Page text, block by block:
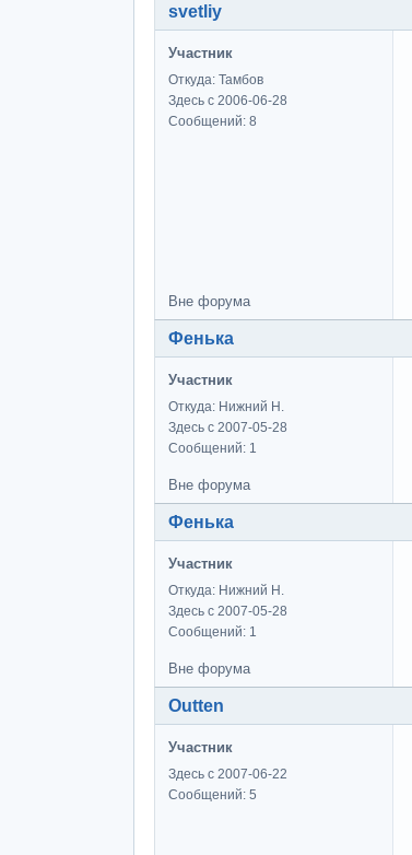
svetliy
Участник
Откуда: Тамбов
Здесь с 2006-06-28
Сообщений: 8
Вне форума
Фенька
Участник
Откуда: Нижний Н.
Здесь с 2007-05-28
Сообщений: 1
Вне форума
Фенька
Участник
Откуда: Нижний Н.
Здесь с 2007-05-28
Сообщений: 1
Вне форума
Outten
Участник
Здесь с 2007-06-22
Сообщений: 5